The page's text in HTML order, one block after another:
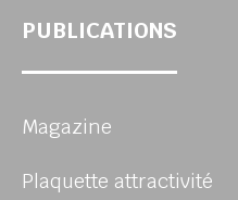
PUBLICATIONS
Magazine
Plaquette attractivité